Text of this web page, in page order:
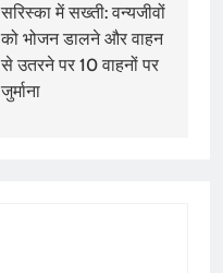
सरिस्का में सख्ती: वन्यजीवों
को भोजन डालने और वाहन
से उतरने पर 10 वाहनों पर
जुर्माना